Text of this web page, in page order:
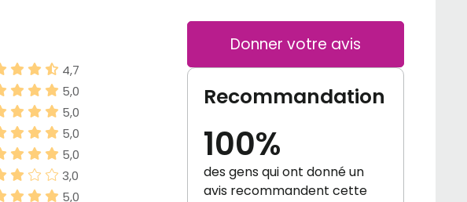
4,7
5,0
5,0
5,0
5,0
3,0
5,0
Donner votre avis
Recommandation
100%
des gens qui ont donné un
avis recommandent cette